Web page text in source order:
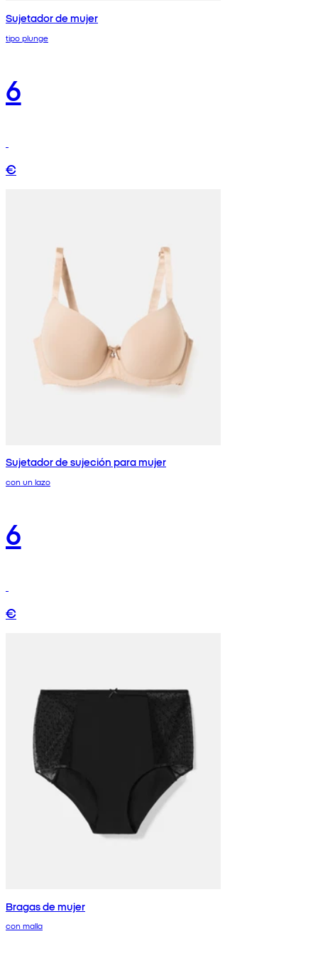
Sujetador de mujer
tipo plunge
6
€
Sujetador de sujeción para mujer
con un lazo
6
€
Bragas de mujer
con malla